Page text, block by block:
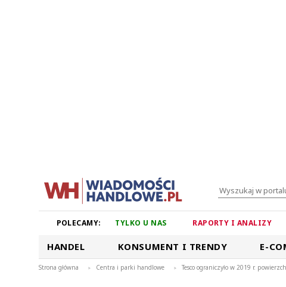
POLECAMY: TYLKO U NAS RAPORTY I ANALIZY
HANDEL KONSUMENT I TRENDY E-
Strona główna > Centra i parki handlowe > Tesco ograniczyło w 2019 r.